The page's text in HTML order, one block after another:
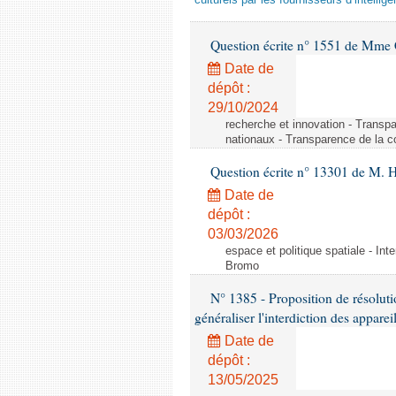
Question écrite n° 1551 de Mme
Date de
dépôt :
29/10/2024
recherche et innovation -
nationaux - Transparence de la
Question écrite n° 13301 de M.
Date de
dépôt :
03/03/2026
espace et politique spatiale -
Bromo
N° 1385 - Proposition de
généraliser l'interdiction des
Date de
dépôt :
13/05/2025